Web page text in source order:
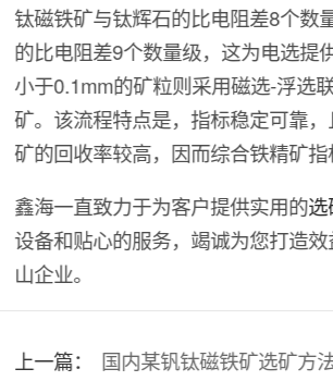
钛磁铁矿与钛辉石的比电阻差8个数
的比电阻差9个数量级，这为电选提
小于0.1mm的矿粒则采用磁选-浮选
矿。该流程特点是，指标稳定可靠
矿的回收率较高，因而综合铁精矿指
鑫海一直致力于为客户提供实用的
设备和贴心的服务，竭诚为您打造
山企业。
上一篇：
国内某钒钛磁铁矿选矿方